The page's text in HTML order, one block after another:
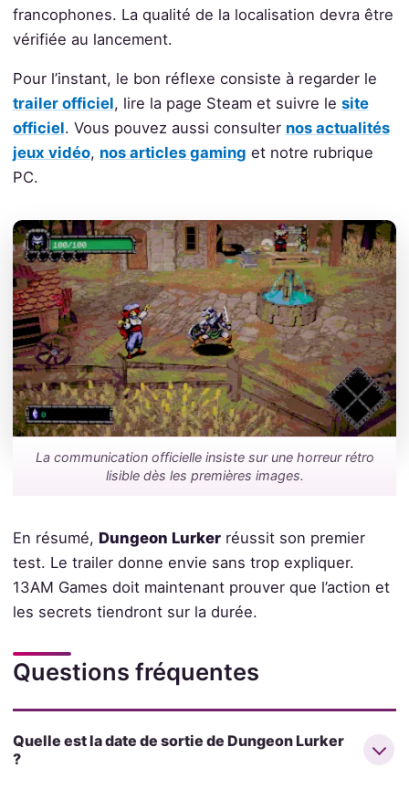
francophones. La qualité de la localisation devra être
vérifiée au lancement.
Pour l’instant, le bon réflexe consiste à regarder le
trailer officiel, lire la page Steam et suivre le site
officiel. Vous pouvez aussi consulter nos actualités
jeux vidéo, nos articles gaming et notre rubrique
PC.
La communication officielle insiste sur une horreur rétro
lisible dès les premières images.
En résumé, Dungeon Lurkerréussit son premier
test. Le trailer donne envie sans trop expliquer.
13AM Games doit maintenant prouver que l’action et
les secrets tiendront sur la durée.
Questions fréquentes
Quelle est la date de sortie de Dungeon Lurker
?